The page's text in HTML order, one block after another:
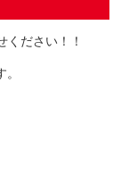
ださい！！